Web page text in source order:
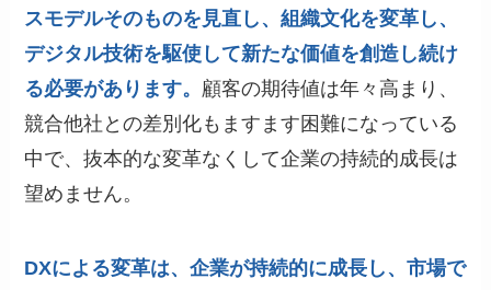
スモデルそのものを見直し、組織文化を変革し、
デジタル技術を駆使して新たな価値を創造し続け
る必要があります。 顧客の期待値は年々高まり、
競合他社との差別化もますます困難になっている
中で、抜本的な変革なくして企業の持続的成長は
望めません。
DXによる変革は、企業が持続的に成長し、市場で